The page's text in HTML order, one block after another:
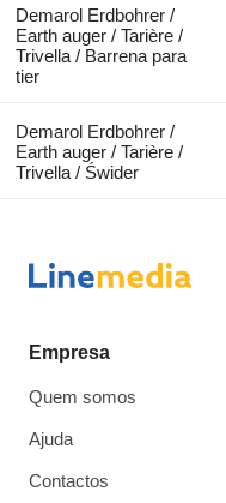
Demarol Erdbohrer /
Earth auger / Tarière /
Trivella / Barrena para
tier
Demarol Erdbohrer /
Earth auger / Tarière /
Trivella / Świder
Empresa
Quem somos
Ajuda
Contactos